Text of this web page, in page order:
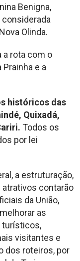
Benigna,
Olinda.
a rota com o
e a
históricos das
Quixadá,
Todos os
por lei
a estruturação,
atrativos contarão
da União,
as
turísticos,
visitantes e
dos roteiros, por